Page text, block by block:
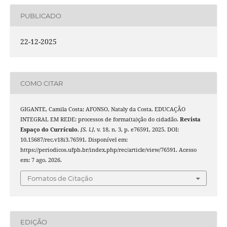
PUBLICADO
22-12-2025
COMO CITAR
GIGANTE, Camila Costa; AFONSO, Nataly da Costa. EDUCAÇÃO
INTEGRAL EM REDE: processos de forma(ta)ção do cidadão. Revista
Espaço do Currículo, [S. l.], v. 18, n. 3, p. e76591, 2025. DOI:
10.15687/rec.v18i3.76591. Disponível em:
https://periodicos.ufpb.br/index.php/rec/article/view/76591. Acesso
em: 7 ago. 2026.
Fomatos de Citação
EDIÇÃO